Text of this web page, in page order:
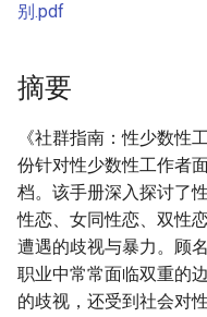
正文
别.pdf
摘要
《社群指南：性少数性
份针对性少数性工作者
档。该手册深入探讨了
性恋、女同性恋、双性
遭遇的歧视与暴力。顾
职业中常常面临双重的
的歧视，还受到社会对